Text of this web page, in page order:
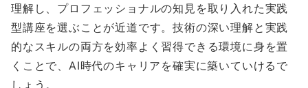
理解し、プロフェッショナルの知見を取り入れた実践
型講座を選ぶことが近道です。技術の深い理解と実践
的なスキルの両方を効率よく習得できる環境に身を置
くことで、AI時代のキャリアを確実に築いていけるで
しょう。